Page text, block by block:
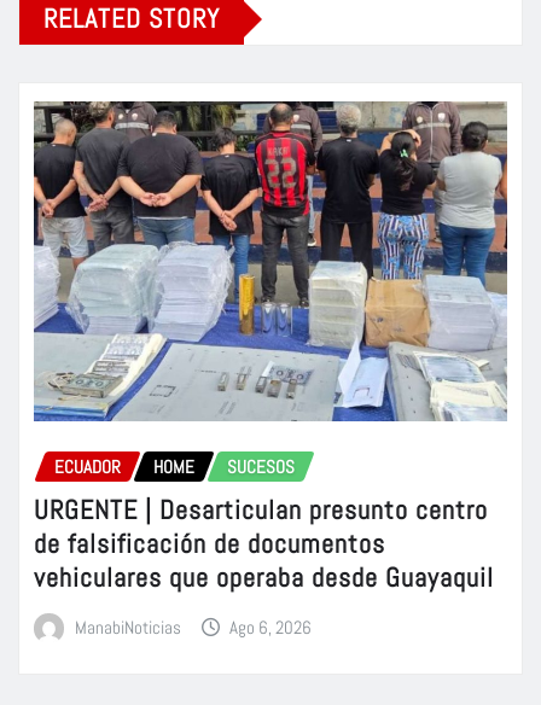
RELATED STORY
ECUADOR HOME SUCESOS
URGENTE | Desarticulan presunto centro
de falsificación de documentos
vehiculares que operaba desde Guayaquil
ManabiNoticias Ago 6, 2026